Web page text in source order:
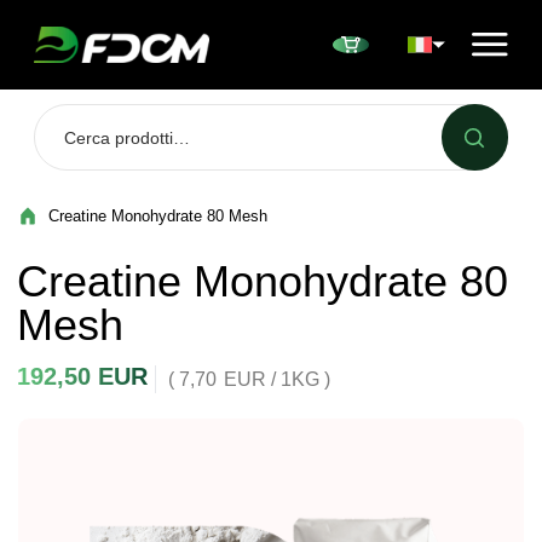
Creatine Monohydrate 80 Mesh
Creatine Monohydrate 80
Mesh
192,50 EUR ( 7,70 EUR / 1KG )